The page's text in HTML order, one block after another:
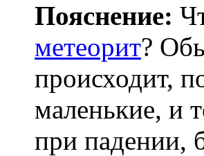
Пояснение:
метеорит?
происходит,
маленькие, и
при падении,